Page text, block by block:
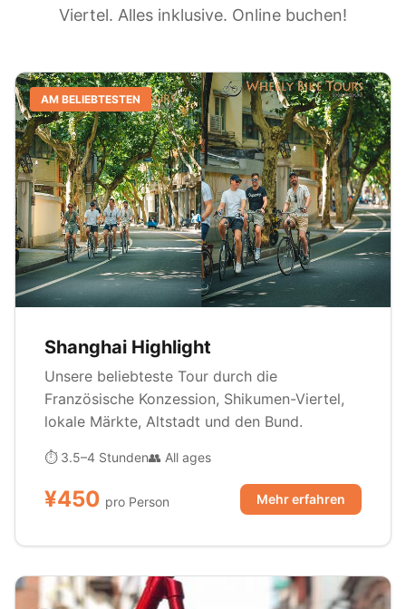
Viertel. Alles inklusive. Online buchen!
AM BELIEBTESTEN
Shanghai Highlight
Unsere beliebteste Tour durch die
Französische Konzession, Shikumen-Viertel,
lokale Märkte, Altstadt und den Bund.
⏱ 3.5–4 Stunden👥 All ages
¥450 pro Person Mehr erfahren